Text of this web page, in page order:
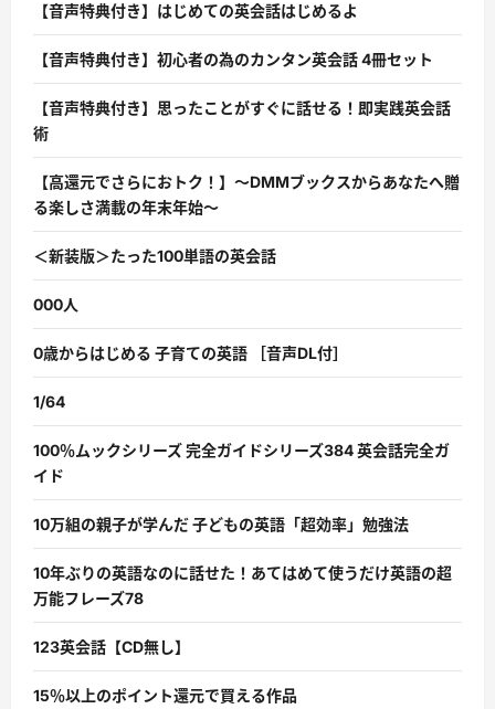
【音声特典付き】はじめての英会話はじめるよ
【音声特典付き】初心者の為のカンタン英会話 4冊セット
【音声特典付き】思ったことがすぐに話せる！即実践英会話
術
【高還元でさらにおトク！】〜DMMブックスからあなたへ贈
る楽しさ満載の年末年始〜
＜新装版＞たった100単語の英会話
000人
0歳からはじめる 子育ての英語 ［音声DL付］
1/64
100％ムックシリーズ 完全ガイドシリーズ384 英会話完全ガ
イド
10万組の親子が学んだ 子どもの英語「超効率」勉強法
10年ぶりの英語なのに話せた！あてはめて使うだけ英語の超
万能フレーズ78
123英会話【CD無し】
15％以上のポイント還元で買える作品